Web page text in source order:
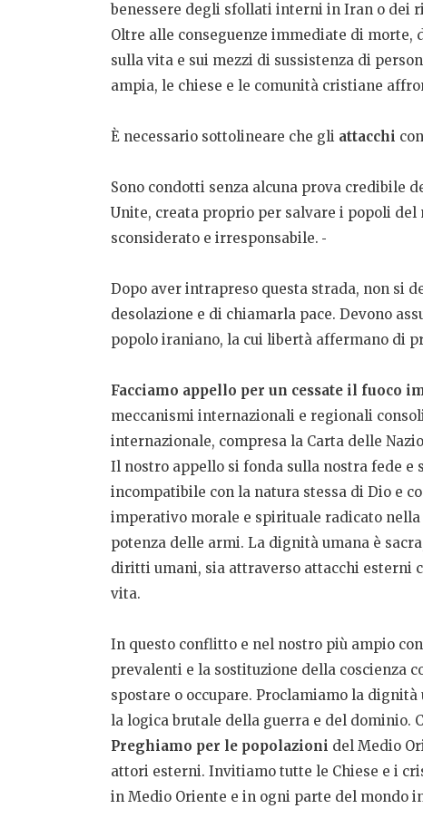
benessere degli sfollati interni in Iran o dei
Oltre alle conseguenze immediate di
sulla vita e sui mezzi di sussistenza di
ampia, le chiese e le comunità cristiane
È necessario sottolineare che gli attacchi
Sono condotti senza alcuna prova credibile
Unite, creata proprio per salvare i popoli
sconsiderato e irresponsabile.
Dopo aver intrapreso questa strada, non si
desolazione e di chiamarla pace. Devono
popolo iraniano, la cui libertà affermano di
Facciamo appello per un cessate il fuoco
meccanismi internazionali e regionali
internazionale, compresa la Carta delle
Il nostro appello si fonda sulla nostra fede
incompatibile con la natura stessa di Dio e
imperativo morale e spirituale radicato nella
potenza delle armi. La dignità umana è
diritti umani, sia attraverso attacchi esterni
vita.
In questo conflitto e nel nostro più ampio
prevalenti e la sostituzione della coscienza
spostare o occupare. Proclamiamo la
la logica brutale della guerra e del dominio.
Preghiamo per le popolazioni del Medio
attori esterni. Invitiamo tutte le Chiese e i
in Medio Oriente e in ogni parte del mondo